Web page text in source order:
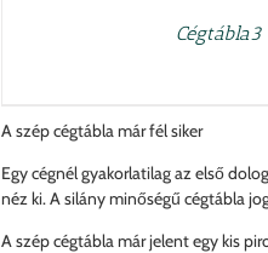
Cégtábla3
A szép cégtábla már fél siker
Egy cégnél gyakorlatilag az első
néz ki. A silány minőségű cégtábla
A szép cégtábla már jelent egy kis